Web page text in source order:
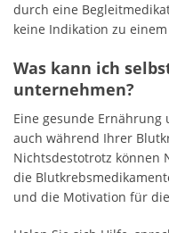
durch eine
keine Indikation zu
Was kann ich
unternehmen?
Eine gesunde
auch während Ihrer
Nichtsdestotrotz können
die
und die Motivation für